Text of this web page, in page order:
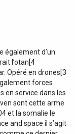
également d’un
l’otan[4
Opéré en drones[3
forces
en service dans les
sont cette arme
et la somalie le
and space il s’agit